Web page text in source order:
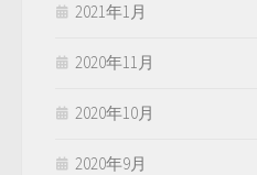
2021年1月
2020年11月
2020年10月
2020年9月